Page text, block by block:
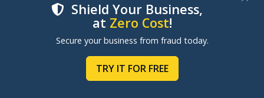
Shield Your Business,
at Zero Cost!
Secure your business from fraud today.
TRY IT FOR FREE
We use cookies to improve your experience on our
websites. By clicking "Accept Cookies", you consent to
our use of cookies. Learn more in ourCookie Policy
ACCEPT COOKIES
MANAGE COOKIES